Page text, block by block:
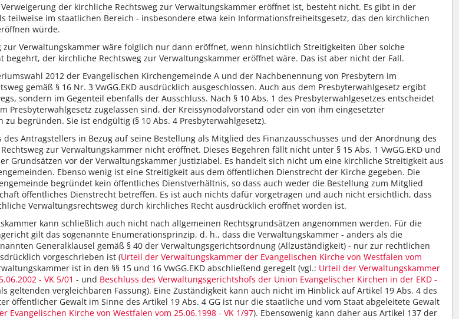
der kirchliche Rechtsweg zur Verwaltungskammer eröffnet ist, besteht nicht. Es gibt in der
teilweise im staatlichen Bereich - insbesondere etwa kein Informationsfreiheitsgesetz, das den kirchlichen
würde.
zur Verwaltungskammer wäre folglich nur dann eröffnet, wenn hinsichtlich Streitigkeiten über solche
der kirchliche Rechtsweg zur Verwaltungskammer eröffnet wäre. Das ist aber nicht der Fall.
2012 der Evangelischen Kirchengemeinde A und der Nachbenennung von Presbytern im
gemäß § 16 Nr. 3 VwGG.EKD ausdrücklich ausgeschlossen. Auch aus dem Presbyterwahlgesetz ergibt
sondern im Gegenteil ebenfalls der Ausschluss. Nach § 10 Abs. 1 des Presbyterwahlgesetzes entscheidet
Presbyterwahlgesetz zugelassen sind, der Kreissynodalvorstand oder ein von ihm eingesetzter
begründen. Sie ist endgültig (§ 10 Abs. 4 Presbyterwahlgesetz).
Antragstellers in Bezug auf seine Bestellung als Mitglied des Finanzausschusses und der Anordnung des
zur Verwaltungskammer nicht eröffnet. Dieses Begehren fällt nicht unter § 15 Abs. 1 VwGG.EKD und
Grundsätzen vor der Verwaltungskammer justiziabel. Es handelt sich nicht um eine kirchliche Streitigkeit aus
Ebenso wenig ist eine Streitigkeit aus dem öffentlichen Dienstrecht der Kirche gegeben. Die
begründet kein öffentliches Dienstverhältnis, so dass auch weder die Bestellung zum Mitglied
öffentliches Dienstrecht betreffen. Es ist auch nichts dafür vorgetragen und auch nicht ersichtlich, dass
Verwaltungsrechtsweg durch kirchliches Recht ausdrücklich eröffnet worden ist.
kann schließlich auch nicht nach allgemeinen Rechtsgrundsätzen angenommen werden. Für die
gilt das sogenannte Enumerationsprinzip, d. h., dass die Verwaltungskammer - anders als die
Generalklausel gemäß § 40 der Verwaltungsgerichtsordnung (Allzuständigkeit) - nur zur rechtlichen
vorgeschrieben ist (Urteil der Verwaltungskammer der Evangelischen Kirche von Westfalen vom
ist in den §§ 15 und 16 VwGG.EKD abschließend geregelt (vgl.: Urteil der Verwaltungskammer
- VK 5/01 - und Beschluss des Verwaltungsgerichtshofs der Union Evangelischer Kirchen in der EKD -
geltenden vergleichbaren Fassung). Eine Zuständigkeit kann auch nicht im Hinblick auf Artikel 19 Abs. 4 des
öffentlicher Gewalt im Sinne des Artikel 19 Abs. 4 GG ist nur die staatliche und vom Staat abgeleitete Gewalt
Evangelischen Kirche von Westfalen vom 25.06.1998 - VK 1/97). Ebensowenig kann daher aus Artikel 137 der